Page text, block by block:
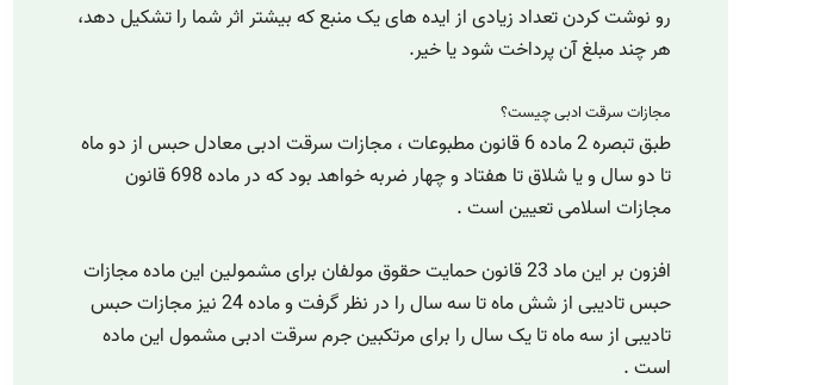
رو نوشت کردن تعداد زیادی از ایده های یک منبع که بیشتر اثر شما را تشکیل دهد،
هر چند مبلغ آن پرداخت شود یا خیر.
مجازات سرقت ادبی چیست؟
طبق تبصره 2 ماده 6 قانون مطبوعات ، مجازات سرقت ادبی معادل حبس از دو ماه
تا دو سال و یا شلاق تا هفتاد و چهار ضربه خواهد بود که در ماده 698 قانون
مجازات اسلامی تعیین است .
افزون بر این ماد 23 قانون حمایت حقوق مولفان برای مشمولین این ماده مجازات
حبس تادیبی از شش ماه تا سه سال را در نظر گرفت و ماده 24 نیز مجازات حبس
تادیبی از سه ماه تا یک سال را برای مرتکبین جرم سرقت ادبی مشمول این ماده
است .